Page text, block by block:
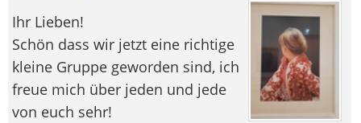
Ihr Lieben!
Schön dass wir jetzt eine richtige
kleine Gruppe geworden sind, ich
freue mich über jeden und jede
von euch sehr!